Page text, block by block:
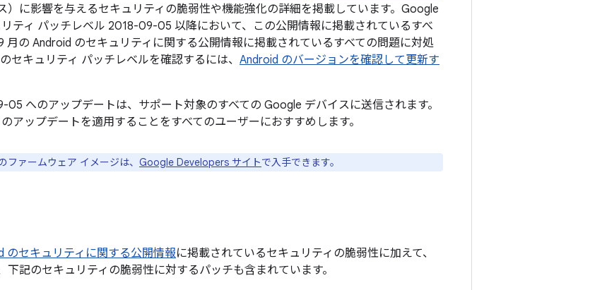
）に影響を与えるセキュリティの脆弱性や機能強化の詳細を掲載しています。Google
ティ パッチレベル 2018-09-05 以降において、この公開情報に掲載されているすべ
月の Android のセキュリティに関する公開情報に掲載されているすべての問題に対処
セキュリティ パッチレベルを確認するには、 Android のバージョンを確認して更新す
へのアップデートは、サポート対象のすべての Google デバイスに送信されます。
アップデートを適用することをすべてのユーザーにおすすめします。
ァームウェア イメージは、 Google Developers サイトで入手できます。
のセキュリティに関する公開情報に掲載されているセキュリティの脆弱性に加えて、
記のセキュリティの脆弱性に対するパッチも含まれています。